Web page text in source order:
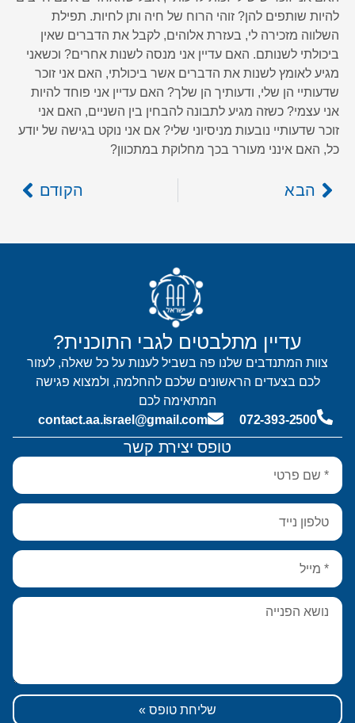
להיות שותפים להן? זוהי הרוח של חיה ותן לחיות. תפילת
השלווה מזכירה לי, בעזרת אלוהים, לקבל את הדברים שאין
ביכולתי לשנותם. האם עדיין אני מנסה לשנות אחרים? וכשאני
מגיע לאומץ לשנות את הדברים אשר ביכולתי, האם אני זוכר
שדעותיי הן שלי, ודעותיך הן שלך? האם עדיין אני פוחד להיות
אני עצמי? כשזה מגיע לתבונה להבחין בין השניים, האם אני
זוכר שדעותיי נובעות מניסיוני שלי? אם אני נוקט בגישה של יודע
כל, האם אינני מעורר בכך מחלוקת במתכוון?
הבא הקודם
טופס יצירת קשר
שליחת טופס »
עדיין מתלבטים לגבי התוכנית?
צוות המתנדבים שלנו פה בשביל לענות על כל שאלה, לעזור
לכם בצעדים הראשונים שלכם להחלמה, ולמצוא פגישה
המתאימה לכם
072-393-2500
contact.aa.israel@gmail.com